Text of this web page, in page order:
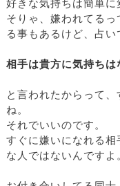
好きな気持ちは簡単に
そりゃ、嫌われてる
る事もあるけど、占い
相手は貴方に気持ちは
と言われたからって
ね。
それでいいのです。
すぐに嫌いになれる相
な人ではないんですよ